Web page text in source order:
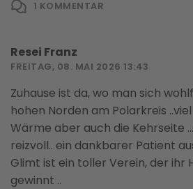
1 KOMMENTAR
Resei Franz
FREITAG, 08. MAI 2026 13:43
Zuhause ist da, wo man sich
hohen Norden am Polarkreis
Wärme aber auch die Kehrseite
reizvoll.. ein dankbarer Patient
Glimt ist ein toller Verein, der ihr
gewinnt ..